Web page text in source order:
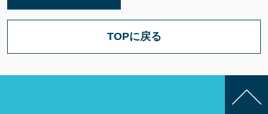
TOPに戻る